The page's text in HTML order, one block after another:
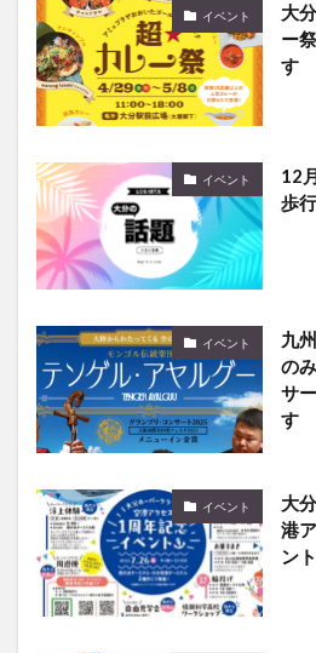
イベント
大
ー
す
イベント
12
歩
イベント
九
の
サ
す
イベント
大
港
ン